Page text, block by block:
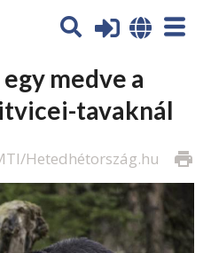
medve a
tavaknál
print
Hetedhétország.hu